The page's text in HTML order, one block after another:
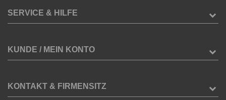
SERVICE & HILFE
KUNDE / MEIN KONTO
KONTAKT & FIRMENSITZ